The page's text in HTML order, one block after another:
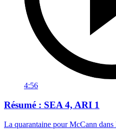
4:56
Résumé : SEA 4, ARI 1
La quarantaine pour McCann